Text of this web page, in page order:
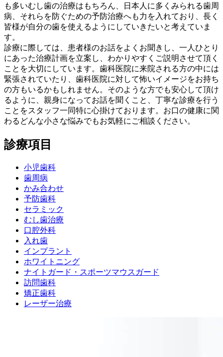
も多いむし歯の治療はもちろん、日本人に多くみられる歯周
病、それらを防ぐための予防治療へも力を入れており、長く
皆様が自分の歯を使えるようにしていきたいと考えていま
す。
診療に際しては、患者様のお話をよくお聞きし、一人ひとり
にあった治療計画を立案し、わかりやすくご説明させて頂く
ことを大切にしています。歯科医院に来院される方の中には
緊張されていたり、歯科医院に対して怖いイメージをお持ち
の方もいるかもしれません。そのような方でも安心して頂け
るように、親身になってお話を聞くこと、丁寧な診療を行う
ことをスタッフ一同特に心掛けております。お口の健康に関
わるどんな小さな悩みでもお気軽にご相談ください。
診療項目
小児歯科
歯周病
かみ合わせ
予防歯科
セラミック
むし歯治療
口腔外科
入れ歯
インプラント
ホワイトニング
ナイトガード・スポーツマウスガード
訪問歯科
矯正歯科
レーザー治療